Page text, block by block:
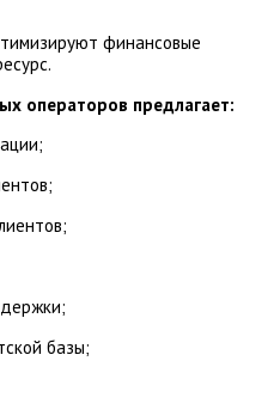
финансовые
операторов предлагает:
базы;